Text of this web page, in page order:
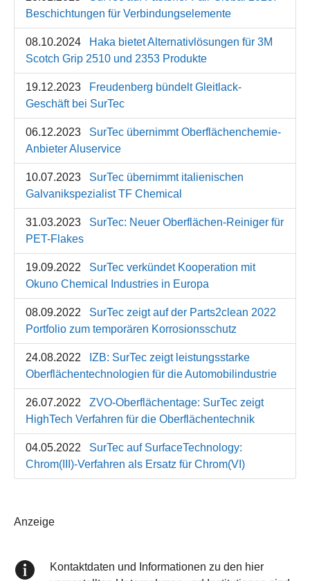
Beschichtungen für Verbindungselemente
08.10.2024
Haka bietet Alternativlösungen für 3M
Scotch Grip 2510 und 2353 Produkte
19.12.2023
Freudenberg bündelt Gleitlack-
Geschäft bei SurTec
06.12.2023
SurTec übernimmt Oberflächenchemie-
Anbieter Aluservice
10.07.2023
SurTec übernimmt italienischen
Galvanikspezialist TF Chemical
31.03.2023
SurTec: Neuer Oberflächen-Reiniger für
PET-Flakes
19.09.2022
SurTec verkündet Kooperation mit
Okuno Chemical Industries in Europa
08.09.2022
SurTec zeigt auf der Parts2clean 2022
Portfolio zum temporären Korrosionsschutz
24.08.2022
IZB: SurTec zeigt leistungsstarke
Oberflächentechnologien für die Automobilindustrie
26.07.2022
ZVO-Oberflächentage: SurTec zeigt
HighTech Verfahren für die Oberflächentechnik
04.05.2022
SurTec auf SurfaceTechnology:
Chrom(III)-Verfahren als Ersatz für Chrom(VI)
Anzeige
Kontaktdaten und Informationen zu den hier